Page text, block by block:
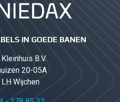
IN GOEDE BANEN
B.V.
20-05A
Wijchen